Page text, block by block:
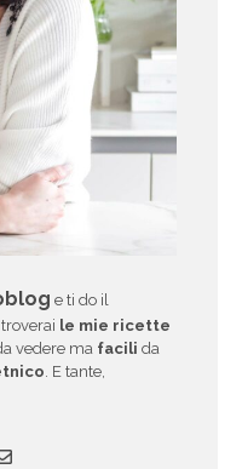
e ti do il
le mie ricette
vedere ma facili da
. E tante,